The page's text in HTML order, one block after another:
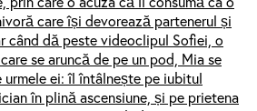
care își devorează partenerul și
când dă peste videoclipul Sofiei, o
se aruncă de pe un pod, Mia se
ei: îl întâlnește pe iubitul
în plină ascensiune, și pe prietena